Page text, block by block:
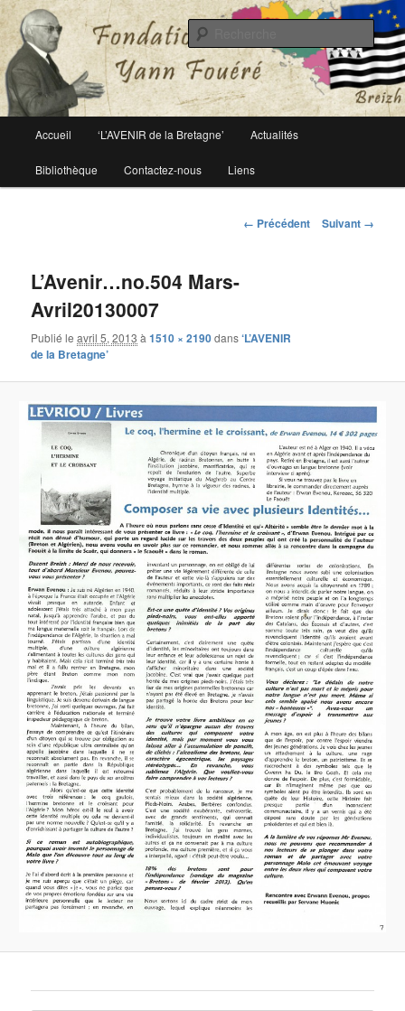
Fondation Yann Fouéré
Le site officiel de la fondation Yann Fouéré
principal
Aller
au
Accueil ‘L’AVENIR de la Bretagne’ Actualités
Bibliothèque Contactez-nous Liens
Navigation
← Précédent Suivant →
L’Avenir…no.504 Mars-
Avril20130007
Publié leavril 5, 2013 à1510 × 2190dans‘L’AVENIR
de la Bretagne’